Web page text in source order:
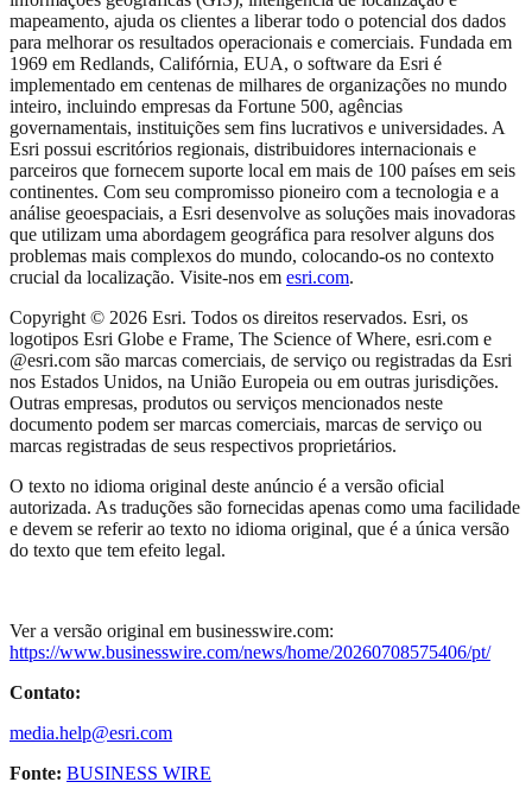
mapeamento, ajuda os clientes a liberar todo o potencial dos dados
para melhorar os resultados operacionais e comerciais. Fundada em
1969 em Redlands, Califórnia, EUA, o software da Esri é
implementado em centenas de milhares de organizações no mundo
inteiro, incluindo empresas da Fortune 500, agências
governamentais, instituições sem fins lucrativos e universidades. A
Esri possui escritórios regionais, distribuidores internacionais e
parceiros que fornecem suporte local em mais de 100 países em seis
continentes. Com seu compromisso pioneiro com a tecnologia e a
análise geoespaciais, a Esri desenvolve as soluções mais inovadoras
que utilizam uma abordagem geográfica para resolver alguns dos
problemas mais complexos do mundo, colocando-os no contexto
crucial da localização. Visite-nos em esri.com.
Copyright © 2026 Esri. Todos os direitos reservados. Esri, os
logotipos Esri Globe e Frame, The Science of Where, esri.com e
@esri.com são marcas comerciais, de serviço ou registradas da Esri
nos Estados Unidos, na União Europeia ou em outras jurisdições.
Outras empresas, produtos ou serviços mencionados neste
documento podem ser marcas comerciais, marcas de serviço ou
marcas registradas de seus respectivos proprietários.
O texto no idioma original deste anúncio é a versão oficial
autorizada. As traduções são fornecidas apenas como uma facilidade
e devem se referir ao texto no idioma original, que é a única versão
do texto que tem efeito legal.
Ver a versão original em businesswire.com:
https://www.businesswire.com/news/home/20260708575406/pt/
Contato:
media.help@esri.com
Fonte: BUSINESS WIRE